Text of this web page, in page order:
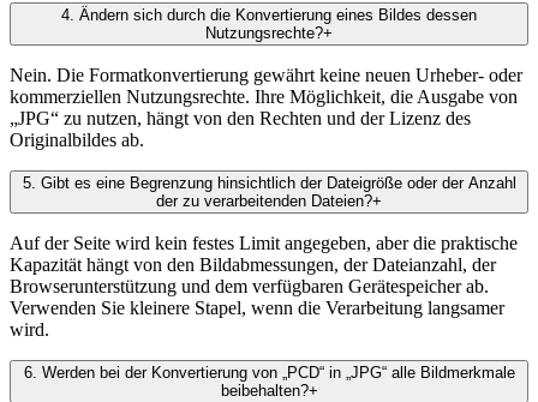
4. Ändern sich durch die Konvertierung eines Bildes dessen
Nutzungsrechte?+
Nein. Die Formatkonvertierung gewährt keine neuen Urheber- oder
kommerziellen Nutzungsrechte. Ihre Möglichkeit, die Ausgabe von
„JPG“ zu nutzen, hängt von den Rechten und der Lizenz des
Originalbildes ab.
5. Gibt es eine Begrenzung hinsichtlich der Dateigröße oder der Anzahl
der zu verarbeitenden Dateien?+
Auf der Seite wird kein festes Limit angegeben, aber die praktische
Kapazität hängt von den Bildabmessungen, der Dateianzahl, der
Browserunterstützung und dem verfügbaren Gerätespeicher ab.
Verwenden Sie kleinere Stapel, wenn die Verarbeitung langsamer
wird.
6. Werden bei der Konvertierung von „PCD“ in „JPG“ alle Bildmerkmale
beibehalten?+